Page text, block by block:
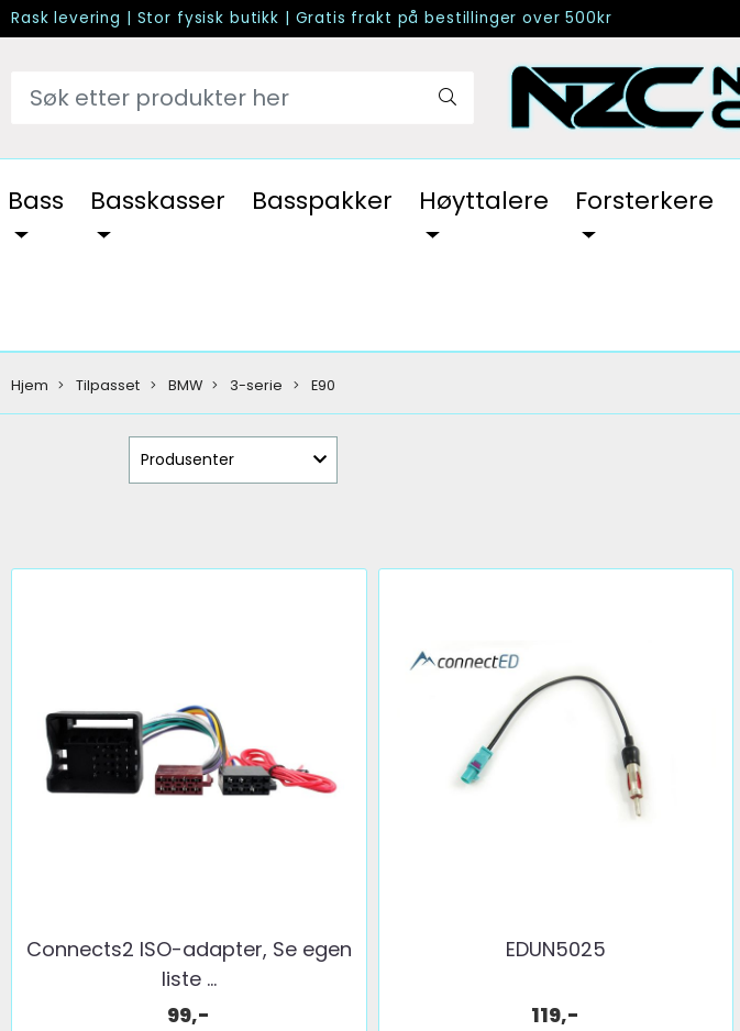
Rask levering | Stor fysisk butikk | Gratis frakt på bestillinger over 500kr
Bass Basskasser Basspakker Høyttalere Forsterkere
Hjem Tilpasset BMW 3-serie E90
Produsenter
Connects2 ISO-adapter, Se egen
liste ...
99,-
EDUN5025
119,-